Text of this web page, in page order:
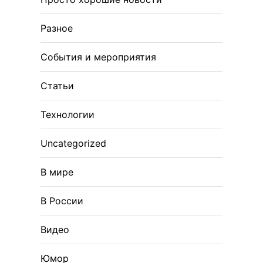
Разное
События и мероприятия
Статьи
Технологии
Uncategorized
В мире
В России
Видео
Юмор